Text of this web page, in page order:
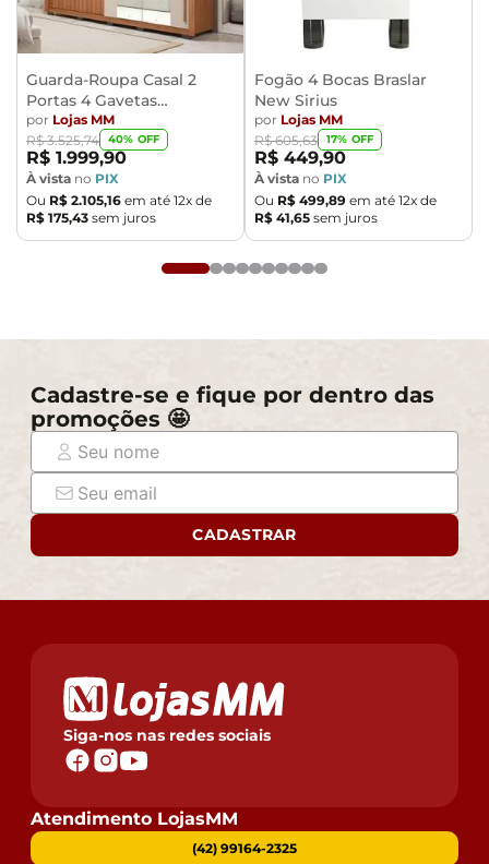
por elevadores, portas, escadas e/ou corredores,
evitando assim futuros desagrados ou imprevistos
com a entrega do produto.
Guarda-Roupa Casal 2
Portas 4 Gavetas
Caemmun Moviment
por Lojas MM
R$ 3.525,74 40% OFF
R$ 1.999,90
À vista no PIX
Ou R$ 2.105,16 em até 12x de
R$ 175,43 sem juros
Fogão 4 Bocas Braslar
New Sirius
por Lojas MM
R$ 605,63 17% OFF
R$ 449,90
À vista no PIX
Ou R$ 499,89 em até 12x de
R$ 41,65 sem juros
Cadastre-se e fique por dentro das
promoções 🤩
CADASTRAR
Siga-nos nas redes sociais
Atendimento LojasMM
(42) 99164-2325